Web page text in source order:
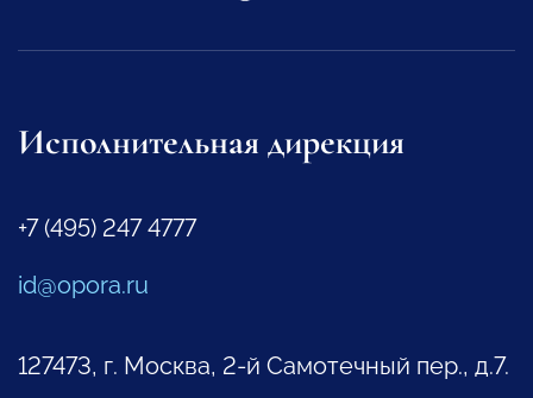
Исполнительная дирекция
+7 (495) 247 4777
id@opora.ru
127473, г. Москва, 2-й Самотечный пер., д.7.